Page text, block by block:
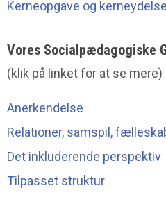
Kerneopgave og
Vores Socialpædagogiske
(klik på linket for at se mere)
Anerkendelse
Relationer, samspil,
Det inkluderende perspektiv
Tilpasset struktur